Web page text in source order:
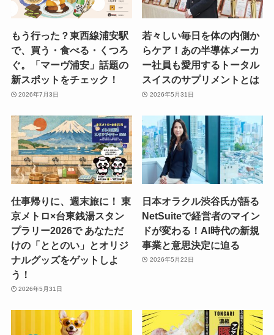
もう行った？東西線浦安駅
で、買う・食べる・くつろ
ぐ。「マーヴ浦安」話題の
新スポットをチェック！
2026年7月3日
若々しい毎日を体の内側か
らケア！あの半導体メーカ
ー社員も愛用するトータル
スイスのサプリメントとは
2026年5月31日
仕事帰りに、週末旅に！ 東
京メトロ×台東銭湯スタン
プラリー2026で あなただ
けの「ととのい」とオリジ
ナルグッズをゲットしよ
う！
2026年5月31日
日本オラクル渋谷氏が語る
NetSuiteで経営者のマイン
ドが変わる！AI時代の新規
事業と意思決定に迫る
2026年5月22日